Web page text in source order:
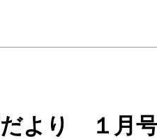
より １月